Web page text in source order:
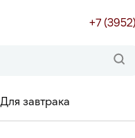
+7
Для завтрака